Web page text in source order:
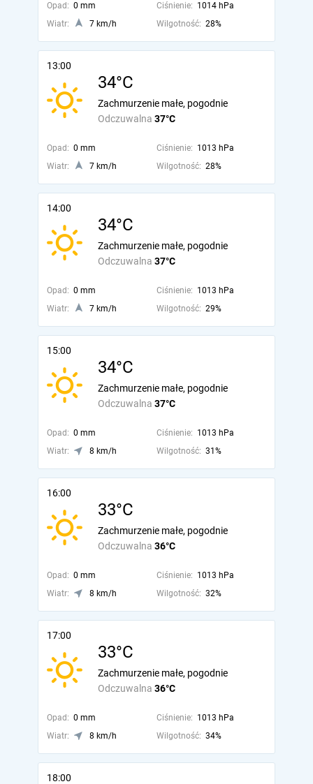
Opad: 0 mm Ciśnienie: 1014 hPa
Wiatr:
7 km/h Wilgotność: 28%
13:00
34°C
Odczuwalna 37°C
Zachmurzenie małe, pogodnie
Opad: 0 mm Ciśnienie: 1013 hPa
Wiatr:
7 km/h Wilgotność: 28%
14:00
34°C
Odczuwalna 37°C
Zachmurzenie małe, pogodnie
Opad: 0 mm Ciśnienie: 1013 hPa
Wiatr:
7 km/h Wilgotność: 29%
15:00
34°C
Odczuwalna 37°C
Zachmurzenie małe, pogodnie
Opad: 0 mm Ciśnienie: 1013 hPa
Wiatr:
8 km/h Wilgotność: 31%
16:00
33°C
Odczuwalna 36°C
Zachmurzenie małe, pogodnie
Opad: 0 mm Ciśnienie: 1013 hPa
Wiatr:
8 km/h Wilgotność: 32%
17:00
33°C
Odczuwalna 36°C
Zachmurzenie małe, pogodnie
Opad: 0 mm Ciśnienie: 1013 hPa
Wiatr:
8 km/h Wilgotność: 34%
18:00